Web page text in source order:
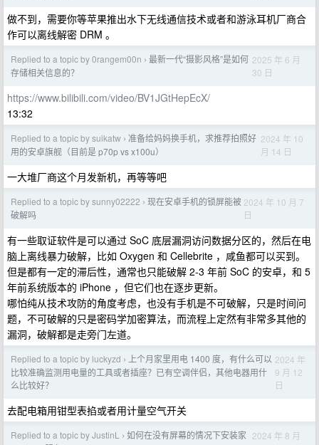
做不到，需要你等苹果推出水下无线通信技术或者和游泳耳机厂商合
作可以离线解密 DRM 。
Replied to a topic by 0rangem00n › 最新一代“摄影风格”是如何
存储相关信息的？
2025 年 6 月
30 日
https://www.bilibili.com/video/BV1JGtHepEcX/
13:32
Replied to a topic by suikatw › 准备给妈妈换手机，求推荐拍照好
用的安卓旗舰（目前是 p70p vs x100u）
2024 年 10
月 14 日
一大堆厂商这个月发新机，再等等吧
Replied to a topic by sunny02222 › 现在安卓手机的锁屏能被
破解吗
2024 年 10 月 7
日
有一些取证软件是可以通过 SoC 底层漏洞访问数据分区的，然后在电
脑上离线暴力破解，比如 Oxygen 和 Cellebrite ，咸鱼都可以买到。
但是都有一定的滞后性，通常也只能破解 2-3 年前 SoC 的安卓，和 5
年前系统版本的 iPhone ，但它们也在逐步更新。
哪怕纯从技术攻防的角度考虑，也没有手机是不可破解，只是时间问
题，不可破解的只是密码学加密算法，而流程上定然有非常多其他的
漏洞，破解都是走旁门左道。
Replied to a topic by luckyzd ›
上个月家里用电 1400 度，有什么可以
比较准确监测用电量的工具或者插座？已有空调伴侣，其他电器用什
么比较好？
2024 年
9 月 12
日
去配电箱用钳型表掐或者用计量空气开关
Replied to a topic by JustinL › 如何在没有屏幕的情况下安装家 2024 年 8 月